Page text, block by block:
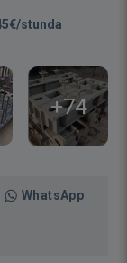
stunda
+74
WhatsApp